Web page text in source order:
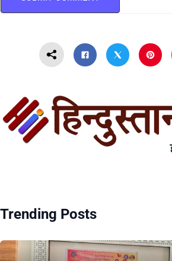
Trending Posts